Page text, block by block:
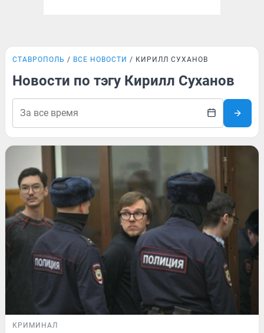
СТАВРОПОЛЬ ВСЕ НОВОСТИ КИРИЛЛ СУХАНОВ
Новости по тэгу Кирилл Суханов
КРИМИНАЛ